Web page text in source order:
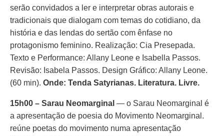
serão convidados a ler e interpretar obras autorais e
tradicionais que dialogam com temas do cotidiano, da
história e das lendas do sertão com ênfase no
protagonismo feminino. Realização: Cia Presepada.
Texto e Performance: Allany Leone e Isabella Passos.
Revisão: Isabela Passos. Design Gráfico: Allany Leone.
(60 min). Onde: Tenda Satyrianas. Literatura. Livre.
15h00 – Sarau Neomarginal — o Sarau Neomarginal é
a apresentação de poesia do Movimento Neomarginal.
reúne poetas do movimento numa apresentação